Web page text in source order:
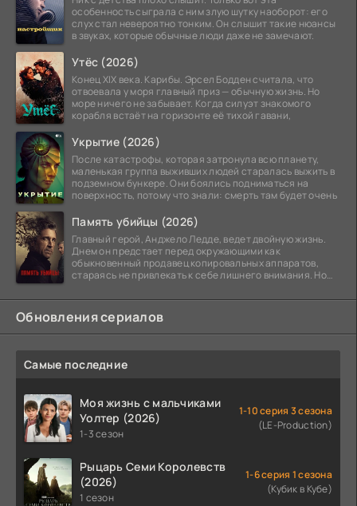
особенность сыграла с ним злую шутку наоборот: его
слух стал невероятно тонким. Он слышит такие нюансы
в звуках, которые обычные люди даже не замечают.
Утёс (2026)
Конец XIX века. Карибы. Эрсел Бодден считала, что
отвоевала у моря главный приз — обычную жизнь. Но
море ничего не забывает. Когда силуэт знакомого
корабля встаёт на горизонте её тихой гавани,
Укрытие (2026)
После катастрофы, которая затронула всю планету,
маленькая группа выживших людей старалась выжить в
подземном бункере. Они боялись подниматься на
поверхность, потому что знали: смерть там будет очень
Память убийцы (2026)
Главный герой, Анджело Ледде, ведет двойную жизнь.
Днем он предстает перед окружающими как
обыкновенный продавец копировальных аппаратов,
стараясь не привлекать к себе лишнего внимания. Но
Обновления сериалов
Самые последние
Моя жизнь с мальчиками
Уолтер (2026)
1-3 сезон
1-10 серия 3 сезона
(LE-Production)
Рыцарь Семи Королевств
(2026)
1 сезон
1-6 серия 1 сезона
(Кубик в Кубе)